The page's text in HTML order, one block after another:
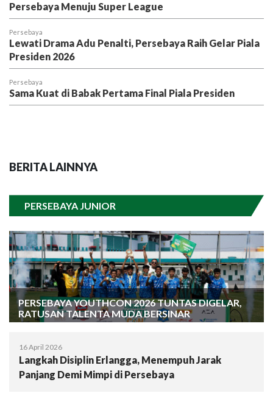
Persebaya Menuju Super League
Persebaya
Lewati Drama Adu Penalti, Persebaya Raih Gelar Piala
Presiden 2026
Persebaya
Sama Kuat di Babak Pertama Final Piala Presiden
BERITA LAINNYA
PERSEBAYA JUNIOR
PERSEBAYA YOUTHCON 2026 TUNTAS DIGELAR,
RATUSAN TALENTA MUDA BERSINAR
16 April 2026
Langkah Disiplin Erlangga, Menempuh Jarak
Panjang Demi Mimpi di Persebaya